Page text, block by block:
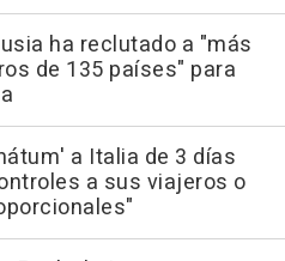
ha reclutado a "más
de 135 países" para
a Italia de 3 días
a sus viajeros o